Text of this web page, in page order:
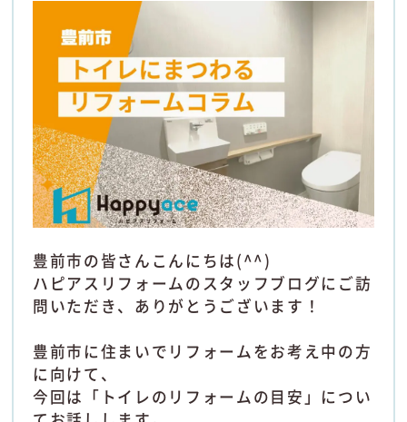
豊前市の皆さんこんにちは(^^)
ハピアスリフォームのスタッフブログにご訪
問いただき、ありがとうございます！
豊前市に住まいでリフォームをお考え中の方
に向けて、
今回は「トイレのリフォームの目安」につい